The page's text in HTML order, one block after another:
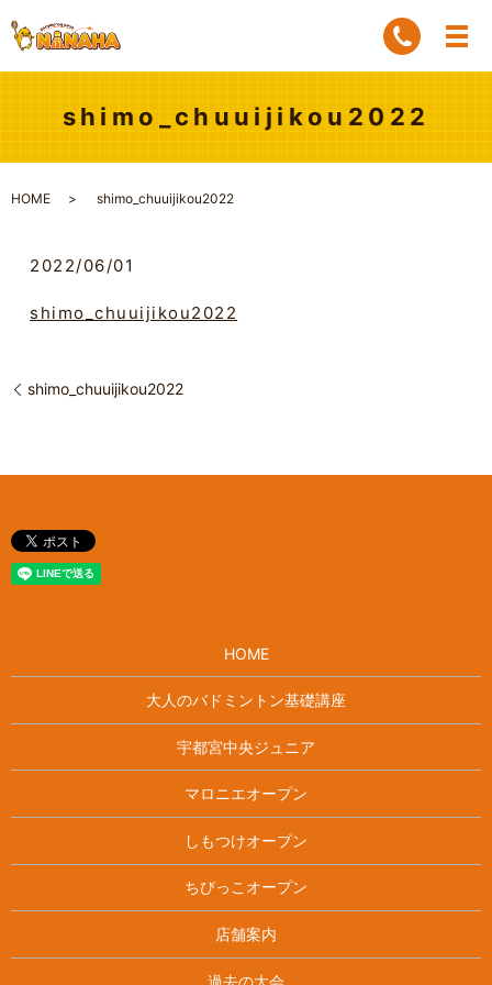
shimo_chuuijikou2022
HOME shimo_chuuijikou2022
2022/06/01
shimo_chuuijikou2022
shimo_chuuijikou2022
HOME
大人のバドミントン基礎講座
宇都宮中央ジュニア
マロニエオープン
しもつけオープン
ちびっこオープン
店舗案内
過去の大会